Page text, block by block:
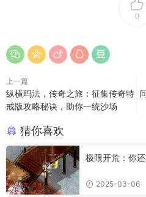
0
上一篇
纵横玛法，传奇之旅：征集传奇特
戒版攻略秘诀，助你一统沙场
猜你喜欢
极限开荒：你
2025-03-06